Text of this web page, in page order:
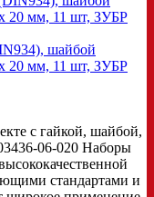
шайбой
20 мм, 11 шт, ЗУБР
с гайкой, шайбой,
06-020 Наборы
стандартами и